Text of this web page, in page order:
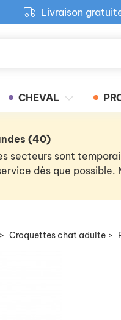
Livraison
Retour
CHEVAL
(40)
secteurs sont
dès que possible.
> Croquettes chat adulte >